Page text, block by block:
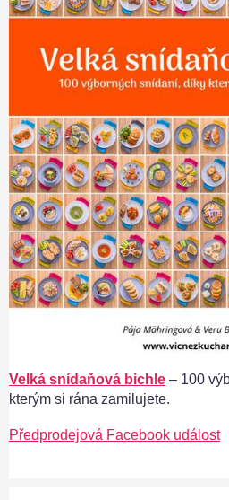
Velká snídaňová bichle – 100
kterým si rána zamilujete.
Předprodejová Facebook událost